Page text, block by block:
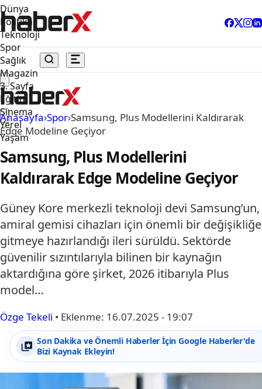
Dünya
Politika
Teknoloji
Spor
Sağlık
Magazin
3. Sayfa
Eğitim
Sinema
Yerel
Yaşam
Anasayfa›Spor›Samsung, Plus Modellerini Kaldırarak
Edge Modeline Geçiyor
Samsung, Plus Modellerini
Kaldırarak Edge Modeline Geçiyor
Güney Kore merkezli teknoloji devi Samsung’un,
amiral gemisi cihazları için önemli bir değişikliğe
gitmeye hazırlandığı ileri sürüldü. Sektörde
güvenilir sızıntılarıyla bilinen bir kaynağın
aktardığına göre şirket, 2026 itibarıyla Plus
model…
Özge Tekeli • Eklenme: 16.07.2025 - 19:07
Son Dakika ve Önemli Haberler İçin Google Haberler'de
Bizi Kaynak Ekleyin!